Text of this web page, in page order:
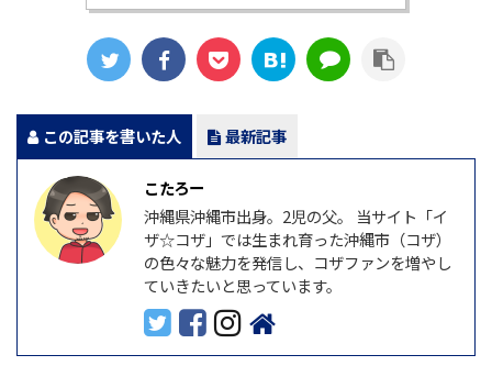
この記事を書いた人 最新記事
こたろー
沖縄県沖縄市出身。2児の父。 当サイト「イ
ザ☆コザ」では生まれ育った沖縄市（コザ）
の色々な魅力を発信し、コザファンを増やし
ていきたいと思っています。